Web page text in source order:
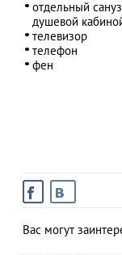
отдельный
душевой
телевизор
телефон
фен
Вас могут